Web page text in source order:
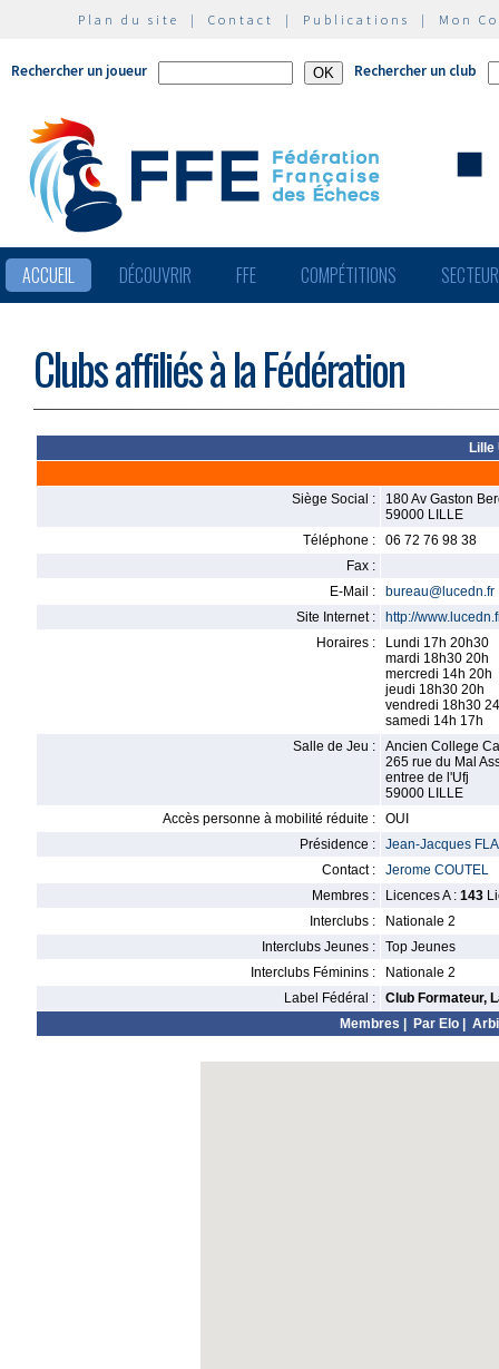
Plan du site | Contact | Publications | Mon
Rechercher un joueur Rechercher un club
ACCUEIL DÉCOUVRIR FFE COMPÉTITIONS
Clubs affiliés à la Fédération
Lille
Siège Social :
180 Av Gaston
59000 LILLE
Téléphone :
06 72 76 98 38
Fax :
E-Mail :
bureau@lucedn.fr
Site Internet :
http://
Horaires :
Lundi 17h 20h30
mardi 18h30 20h
mercredi 14h 20h
jeudi 18h30 20h
vendredi 18h30
samedi 14h 17h
Salle de Jeu :
Ancien College
265 rue du Mal
entree de l'Ufj
59000 LILLE
Accès personne à mobilité réduite :
OUI
Présidence :
Jean-Jacques
Contact :
Jerome COUTEL
Membres :
Licences A : 143
Interclubs :
Nationale 2
Interclubs Jeunes :
Top Jeunes
Interclubs Féminins :
Nationale 2
Label Fédéral :
Club Formateur,
Membres
Par Elo